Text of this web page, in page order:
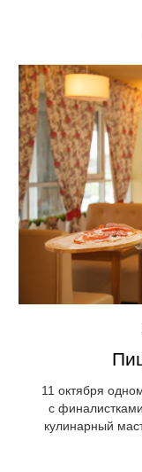
11 октября
с
кулинарный